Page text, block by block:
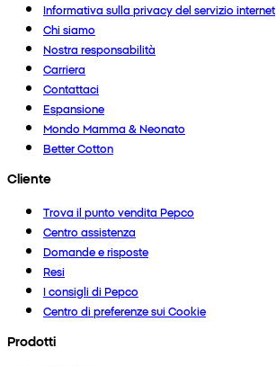
Informativa sulla privacy del servizio internet
Chi siamo
Nostra responsabilità
Carriera
Contattaci
Espansione
Mondo Mamma & Neonato
Better Cotton
Cliente
Trova il punto vendita Pepco
Centro assistenza
Domande e risposte
Resi
I consigli di Pepco
Centro di preferenze sui Cookie
Prodotti